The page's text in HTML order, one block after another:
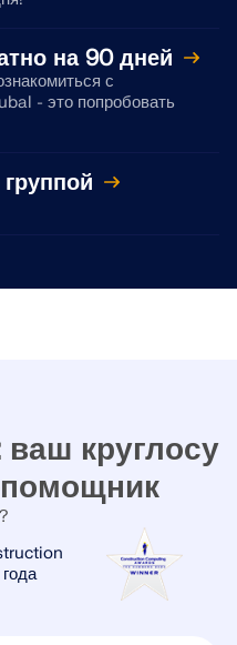
на 90 дней
с
- это попробовать
круглосу